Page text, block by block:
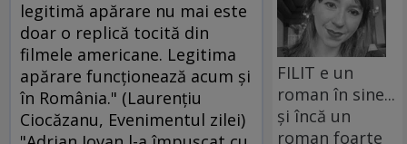
legitimă apărare nu mai este
doar o replică tocită din
filmele americane. Legitima
apărare funcţionează acum şi
în România." (Laurenţiu
Ciocăzanu, Evenimentul zilei)
FILIT e un
roman în sine...
și încă un
roman foarte